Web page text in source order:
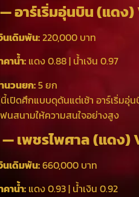
อาร์เริ่มอุ่นบิน (แดง
นเดิมพัน:220,000 บาท
คาน้ำ: แดง 0.88 | น้ำเงิน 0.97
นวนยก:5 ยก
เปิดศึกแบบดุดันแต่เช้า อาร์เริ่มอุ่
นสนามให้ความสนใจอย่างสูง
เพชรไพศาล (แดง)
นเดิมพัน:660,000 บาท
คาน้ำ: แดง 0.93 | น้ำเงิน 0.92